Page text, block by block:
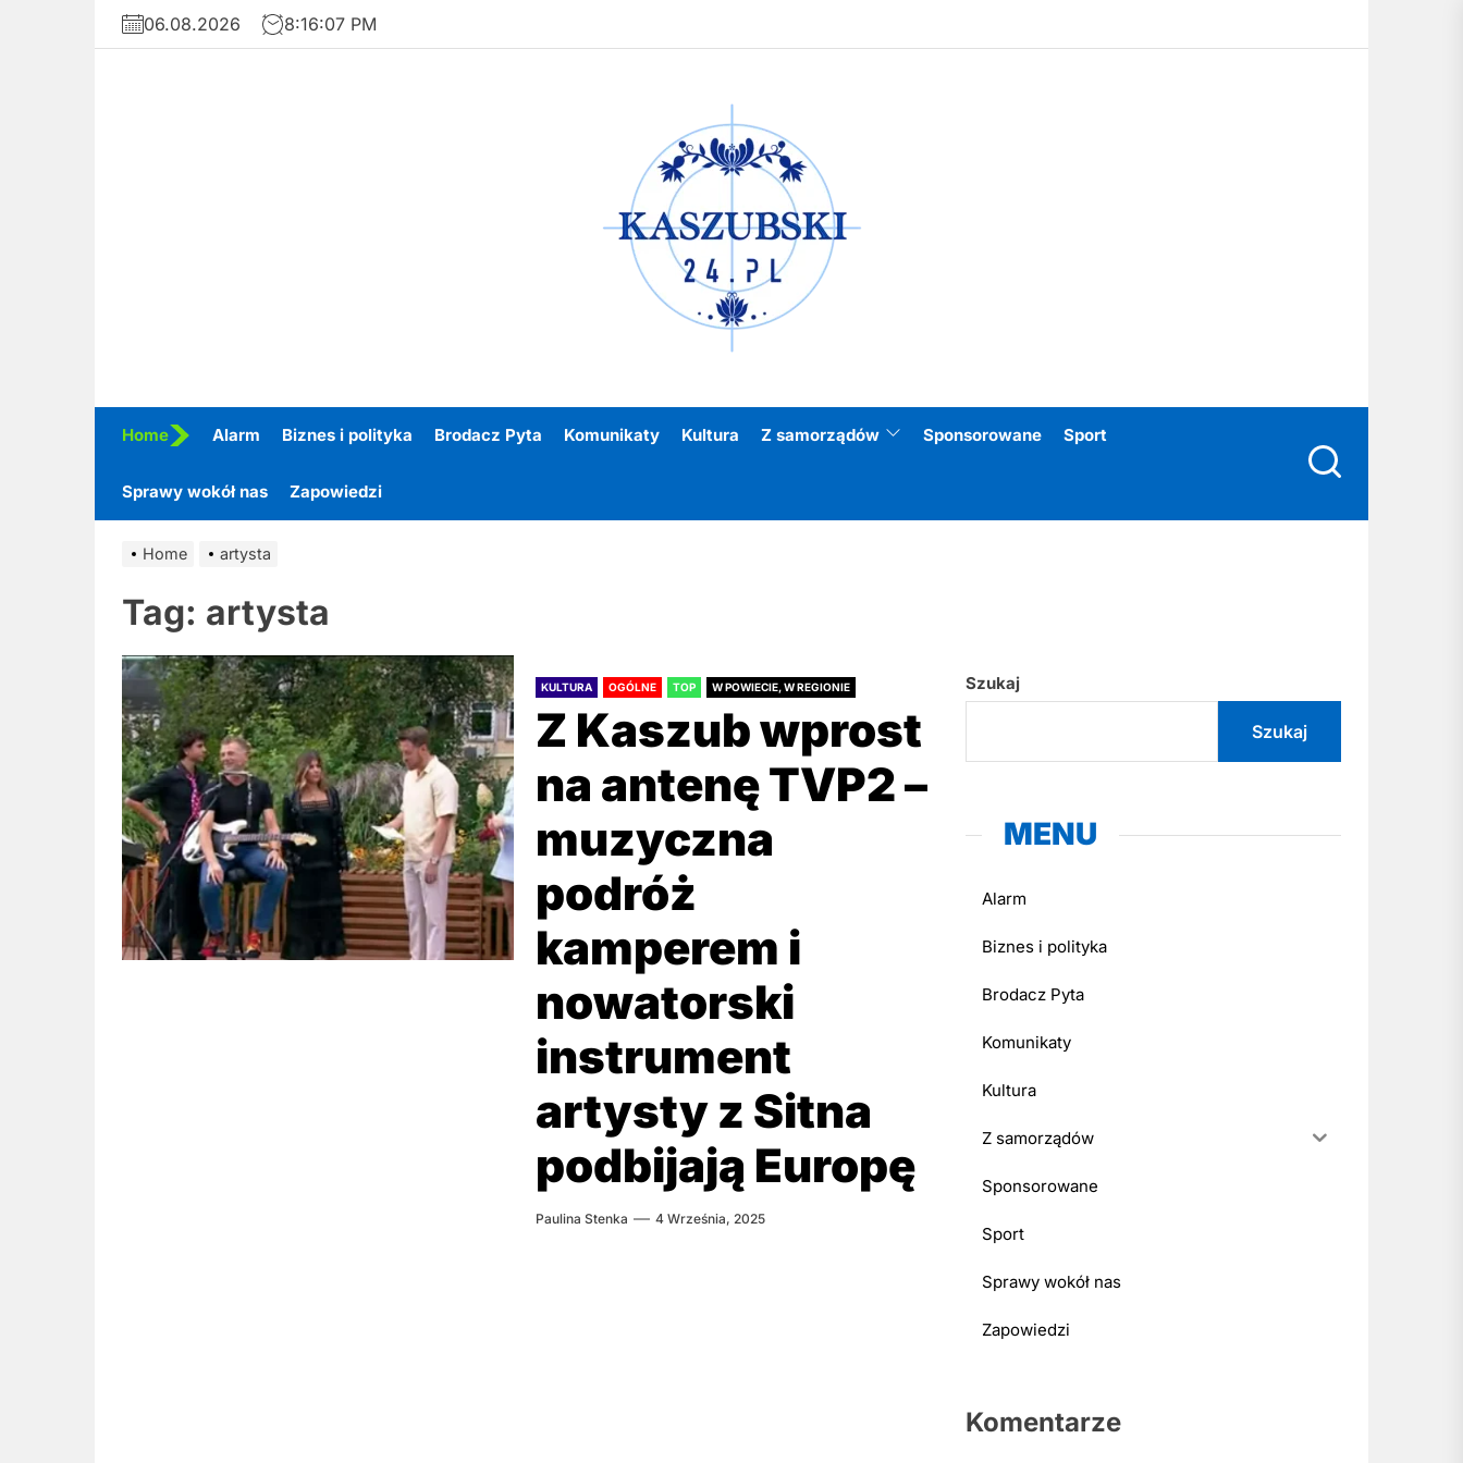
Skip
06.08.2026 8:16:08 PM
Home Alarm Biznes i polityka Brodacz Pyta Komunikaty Kultura Z samorządów Sponsorowane Sport
Sprawy wokół nas Zapowiedzi
Home artysta
Tag: artysta
KULTURA OGÓLNE TOP W POWIECIE, W REGIONIE
Z Kaszub wprost
na antenę TVP2 –
muzyczna
podróż
kamperem i
nowatorski
instrument
artysty z Sitna
podbijają Europę
Paulina Stenka 4 Września, 2025
Szukaj
Szukaj
MENU
Alarm
Biznes i polityka
Brodacz Pyta
Komunikaty
Kultura
Z samorządów
Sponsorowane
Sport
Sprawy wokół nas
Zapowiedzi
Komentarze